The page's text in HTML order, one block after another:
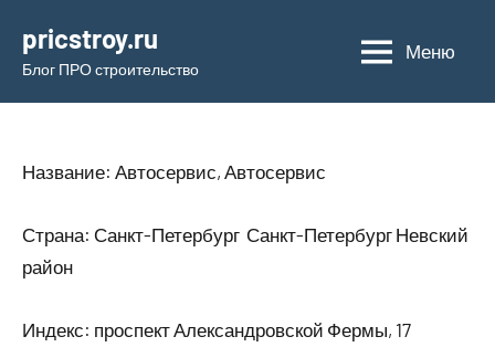
содержимому
pricstroy.ru
Блог ПРО строительство
Меню
Название: Автосервис, Автосервис
Страна: Санкт-Петербург Санкт-Петербург Невский
район
Индекс: проспект Александровской Фермы, 17